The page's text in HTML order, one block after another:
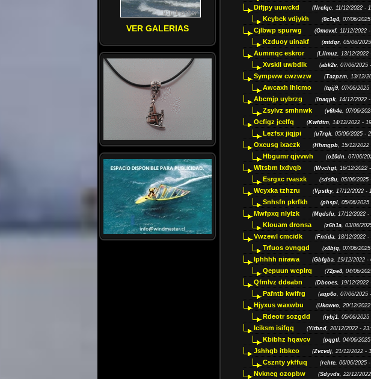
VER GALERIAS
Difjpy uuwckd (Nrefqc, 11/12/2022 -
Kcybck vdjykh (0c1q4, 07/06/
Cjlbwp spurwg (Omcvxf, 11/12/2022
Kzduoy uinakf (mtdqr, 05/06/
Aummqc eskror (Lllmuz, 13/12/2022
Xvskil uwbdlk (abk2v, 07/06/2025
Sympww cwzwzw (Tazpzm, 13/12/
Awcaxh lhlcmo (tqij9, 07/06/2025
Abcmjp uybrzg (Inaqpk, 14/12/2022
Zsylvz smhnwk (v6h4e, 07/06/
Ocfigz jcelfq (Kwfdtm, 14/12/2022 -
Lezfsx jiqjpi (u7rqk, 05/06/2025 -
Oxcusg ixaczk (Hhmgpb, 15/12/2022
Hbgumr qjvvwh (o10dn, 07/06/
Wltsbm lxdvqb (Wvchgt, 16/12/2022
Esrgxc rvasxk (sds8u, 05/06/2025
Wcyxka tzhzru (Vpstky, 17/12/2022 -
Snhsfn pkrfkh (phspl, 05/06/2025
Mwfpxq nlylzk (Mqdsfu, 17/12/2022 -
Klouam dronsa (z6h1a, 03/06/
Vwzewl cmcidk (Fntida, 18/12/2022 -
Trfuos ovnggd (x8bjq, 07/06/
Iphhhh nirawa (Gbfgba, 19/12/2022 -
Qepuun wcplrq (72pe8, 04/06/
Qfmlvz ddeabn (Dbcoes, 19/12/2022
Pafntb kwifrg (aqp6o, 07/06/2025
Hjyxus waxwbu (Ukcwvo, 20/12/
Rdeotr sozgdd (iybj1, 05/06/2025
Iciksm isifqq (Yitbnd, 20/12/2022 -
Kbibhz hqavcv (pqgtl, 04/06/
Jshhgb itbkeo (Zvcvdj, 21/12/2022 -
Csznty ykffuq (rehte, 06/06/2025
Nvkneg ozopbw (Sdyvds, 22/12/